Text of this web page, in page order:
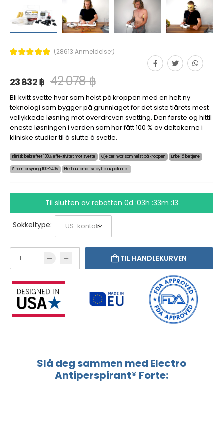
(28613 Anmeldelser)
23 832 ฿ 42 078 ฿
Bli kvitt svette hvor som helst på kroppen med en helt ny
teknologi som bygger på grunnlaget for det siste tiårets mest
vellykkede løsning mot overdreven svetting. Den første og hittil
eneste løsningen i verden som har fått 100 % av deltakerne i
kliniske studier til å slutte å svette.
Klinisk bekreftet 100% effektivitet mot svette Gjelder hvor som helst på kroppen Enkel å betjene
Strømforsyning 100-240V Helt automatisk bytte av polaritet
Til slutten av rabatten 0d :03h :33m :13
Sokkeltype:
TIL HANDLEKURVEN
Slå deg sammen med Electro
Antiperspirant® Forte: